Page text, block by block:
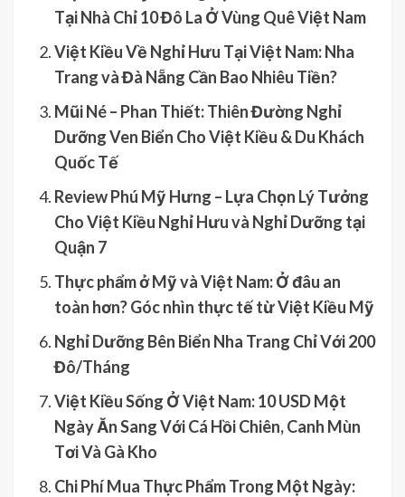
Tại Nhà Chỉ 10 Đô La Ở Vùng Quê Việt Nam
Việt Kiều Về Nghỉ Hưu Tại Việt Nam: Nha
Trang và Đà Nẵng Cần Bao Nhiêu Tiền?
Mũi Né – Phan Thiết: Thiên Đường Nghỉ
Dưỡng Ven Biển Cho Việt Kiều & Du Khách
Quốc Tế
Review Phú Mỹ Hưng – Lựa Chọn Lý Tưởng
Cho Việt Kiều Nghỉ Hưu và Nghỉ Dưỡng tại
Quận 7
Thực phẩm ở Mỹ và Việt Nam: Ở đâu an
toàn hơn? Góc nhìn thực tế từ Việt Kiều Mỹ
Nghỉ Dưỡng Bên Biển Nha Trang Chỉ Với 200
Đô/Tháng
Việt Kiều Sống Ở Việt Nam: 10 USD Một
Ngày Ăn Sang Với Cá Hồi Chiên, Canh Mùn
Tơi Và Gà Kho
Chi Phí Mua Thực Phẩm Trong Một Ngày: